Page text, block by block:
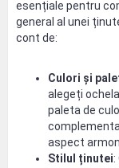
esențiale pentru
general al unei
cont de:
Culori și
alegeți
paleta de
aspect
Stilul ținutei